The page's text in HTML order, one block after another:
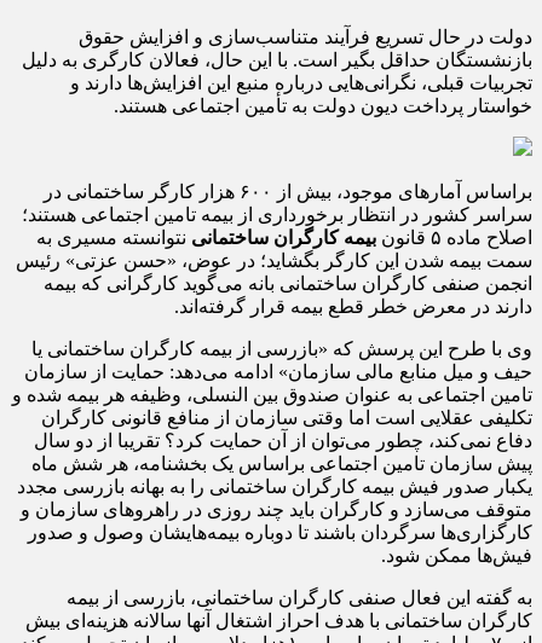
دولت در حال تسریع فرآیند متناسب‌سازی و افزایش حقوق
بازنشستگان حداقل بگیر است. با این حال، فعالان کارگری به دلیل
تجربیات قبلی، نگرانی‌هایی درباره منبع این افزایش‌ها دارند و
خواستار پرداخت دیون دولت به تأمین اجتماعی هستند.
براساس آمارهای موجود، بیش از ۶۰۰ هزار کارگر ساختمانی در
سراسر کشور در انتظار برخورداری از بیمه تامین اجتماعی هستند؛
اصلاح ماده ۵ قانون
بیمه کارگران ساختمانی نتوانسته مسیری به
سمت بیمه شدن این کارگر بگشاید؛ در عوض، «حسن عزتی» رئیس
انجمن صنفی کارگران ساختمانی بانه می‌گوید کارگرانی که بیمه
دارند در معرض خطر قطع بیمه قرار گرفته‌اند.
وی با طرح این پرسش که «بازرسی از بیمه کارگران ساختمانی یا
حیف و میل منابع مالی سازمان» ادامه می‌دهد: حمایت از سازمان
تامین اجتماعی به عنوان صندوق بین النسلی، وظیفه هر بیمه شده و
تکلیفی عقلایی است اما وقتی سازمان از منافع قانونی کارگران
دفاع نمی‌کند، چطور می‌توان از آن حمایت کرد؟ تقریبا از دو سال
پیش سازمان تامین اجتماعی براساس یک بخشنامه، هر شش ماه
یکبار صدور فیش بیمه کارگران ساختمانی را به بهانه بازرسی مجدد
متوقف می‌سازد و کارگران باید چند روزی در راهروهای سازمان و
کارگزاری‌ها سرگردان باشند تا دوباره بیمه‌هایشان وصول و صدور
فیش‌ها ممکن شود.
به گفته این فعال صنفی کارگران ساختمانی، بازرسی از بیمه
کارگران ساختمانی با هدف احراز اشتغال آنها سالانه هزینه‌ای بیش